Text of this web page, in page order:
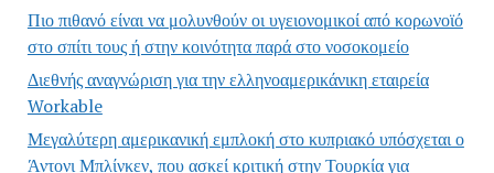
Πιο πιθανό είναι να μολυνθούν οι υγειονομικοί από κορωνοϊό
στο σπίτι τους ή στην κοινότητα παρά στο νοσοκομείο
Διεθνής αναγνώριση για την ελληνοαμερικάνικη εταιρεία
Workable
Μεγαλύτερη αμερικανική εμπλοκή στο κυπριακό υπόσχεται ο
Άντονι Μπλίνκεν, που ασκεί κριτική στην Τουρκία για